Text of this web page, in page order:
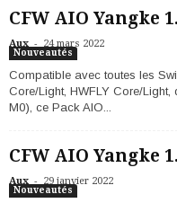
CFW AIO Yangke
Aux - 24 mars 2022
Nouveautés
Compatible avec toutes les
Core/Light, HWFLY Core/
M0), ce Pack AIO...
CFW AIO Yangke
Aux - 29 janvier 2022
Nouveautés